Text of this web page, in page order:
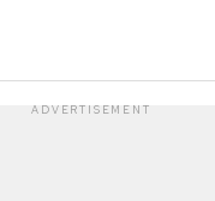
ADVERTISEMENT